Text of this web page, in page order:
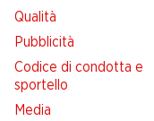
Qualità
Pubblicità
Codice di condotta e
sportello
Media